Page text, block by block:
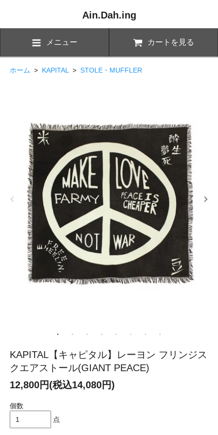
Ain.Dah.ing
メニュー カートを見る
ホーム > KAPITAL > STOLE・MUFFLER
KAPITAL【キャピタル】レーヨン フリンジス
クエアストール(GIANT PEACE)
12,800円(税込14,080円)
個数
点